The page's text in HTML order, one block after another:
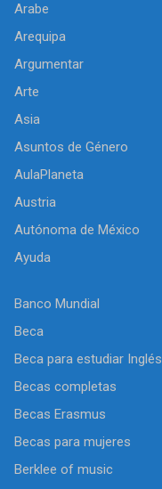
Arabe
Arequipa
Argumentar
Arte
Asia
Asuntos de Género
AulaPlaneta
Austria
Autónoma de México
Ayuda
Banco Mundial
Beca
Beca para estudiar Inglés
Becas completas
Becas Erasmus
Becas para mujeres
Berklee of music